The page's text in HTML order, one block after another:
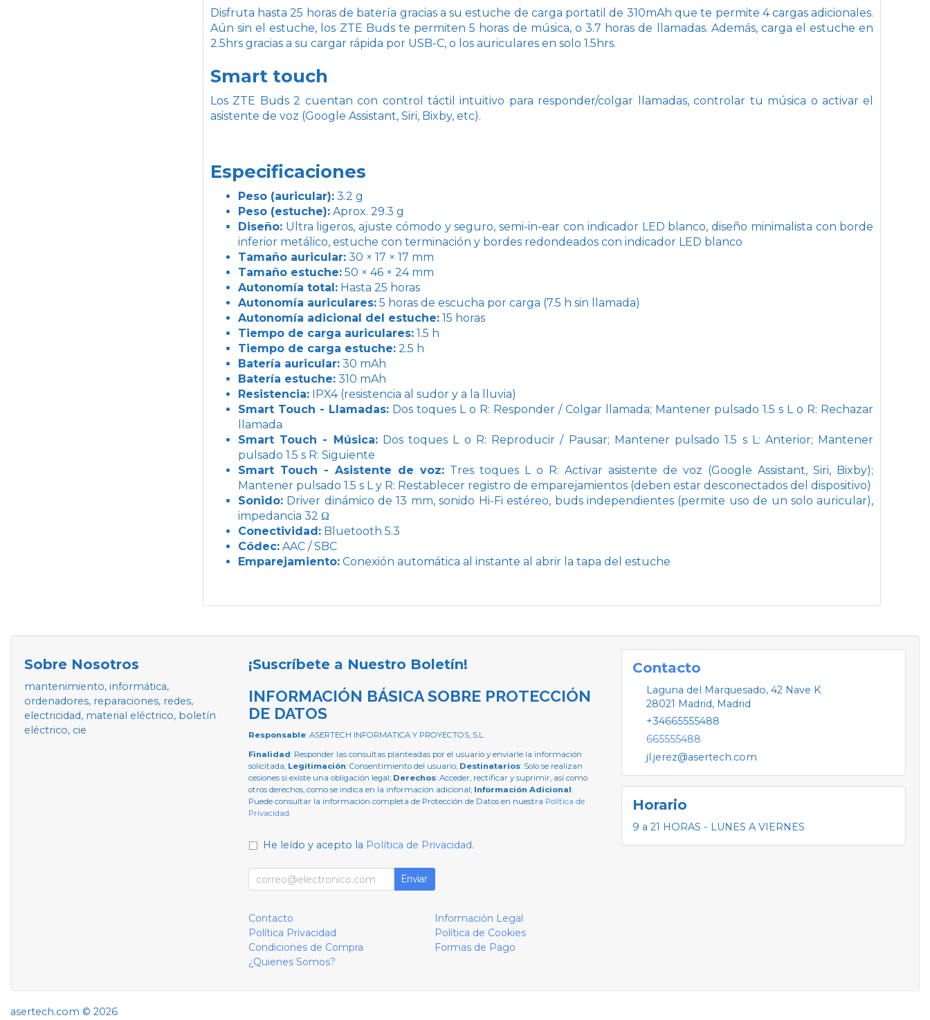
Disfruta hasta 25 horas de batería gracias a su estuche de carga portatil de 310mAh que te permite 4 cargas adicionales.
Aún sin el estuche, los ZTE Buds te permiten 5 horas de música, o 3.7 horas de llamadas. Además, carga el estuche en
2.5hrs gracias a su cargar rápida por USB-C, o los auriculares en solo 1.5hrs.
Smart touch
Los ZTE Buds 2 cuentan con control táctil intuitivo para responder/colgar llamadas, controlar tu música o activar el
asistente de voz (Google Assistant, Siri, Bixby, etc).
Especificaciones
Peso (auricular):3.2 g
Peso (estuche):Aprox. 29.3 g
Diseño:Ultra ligeros, ajuste cómodo y seguro, semi-in-ear con indicador LED blanco, diseño minimalista con borde
inferior metálico, estuche con terminación y bordes redondeados con indicador LED blanco
Tamaño auricular:30 × 17 × 17 mm
Tamaño estuche:50 × 46 × 24 mm
Autonomía total:Hasta 25 horas
Autonomía auriculares:5 horas de escucha por carga (7.5 h sin llamada)
Autonomía adicional del estuche:15 horas
Tiempo de carga auriculares:1.5 h
Tiempo de carga estuche:2.5 h
Batería auricular:30 mAh
Batería estuche:310 mAh
Resistencia:IPX4 (resistencia al sudor y a la lluvia)
Smart Touch - Llamadas:Dos toques L o R: Responder / Colgar llamada; Mantener pulsado 1.5 s L o R: Rechazar
llamada
Smart Touch - Música:Dos toques L o R: Reproducir / Pausar; Mantener pulsado 1.5 s L: Anterior; Mantener
pulsado 1.5 s R: Siguiente
Smart Touch - Asistente de voz: Tres toques L o R: Activar asistente de voz (Google Assistant, Siri, Bixby);
Mantener pulsado 1.5 s L y R: Restablecer registro de emparejamientos (deben estar desconectados del dispositivo)
Sonido:Driver dinámico de 13 mm, sonido Hi-Fi estéreo, buds independientes (permite uso de un solo auricular),
impedancia 32 Ω
Conectividad:Bluetooth 5.3
Códec:AAC / SBC
Emparejamiento:Conexión automática al instante al abrir la tapa del estuche
Sobre Nosotros
mantenimiento, informática,
ordenadores, reparaciones, redes,
electricidad, material eléctrico, boletín
eléctrico, cie
¡Suscríbete a Nuestro Boletín!
INFORMACIÓN BÁSICA SOBRE PROTECCIÓN
DE DATOS
Responsable: ASERTECH INFORMATICA Y PROYECTOS, S.L.
Finalidad: Responder las consultas planteadas por el usuario y enviarle la información
solicitada; Legitimación: Consentimiento del usuario; Destinatarios: Solo se realizan
cesiones si existe una obligación legal; Derechos: Acceder, rectificar y suprimir, así como
otros derechos, como se indica en la información adicional; Información Adicional:
Puede consultar la información completa de Protección de Datos en nuestra Política de
Privacidad.
He leído y acepto la Política de Privacidad.
Enviar
Contacto
Información Legal
Política Privacidad
Política de Cookies
Condiciones de Compra
Formas de Pago
¿Quienes Somos?
Contacto
Laguna del Marquesado, 42 Nave K
28021 Madrid, Madrid
+34665555488
665555488
jl.jerez@asertech.com
Horario
9 a 21 HORAS - LUNES A VIERNES
asertech.com © 2026